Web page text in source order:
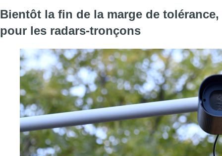
Bientôt la fin de la marge de tolérance,
pour les radars-tronçons